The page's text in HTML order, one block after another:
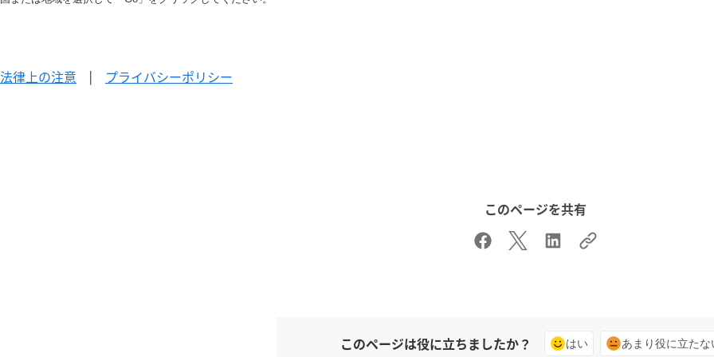
法律上の注意 | プライバシーポリシー
このページを共有
このページは役に立ちましたか？ はい あまり役に立たな